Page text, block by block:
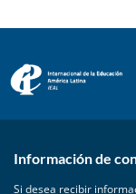
Información de
Si desea recibir